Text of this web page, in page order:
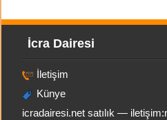
İcra Dairesi
İletişim
Künye
icradairesi.net satılık — iletişim: